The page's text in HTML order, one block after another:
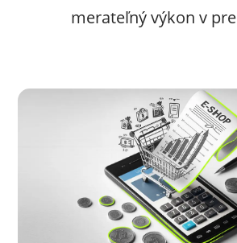
merateľný výkon v